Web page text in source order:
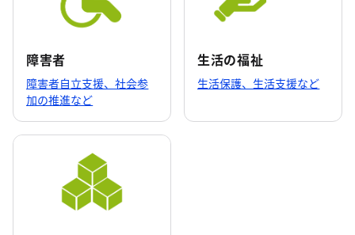
７月16日 東京都地方独立行政法人評価委員会
令和8年度第3回高齢者医療・研究分科会の開催
2026年7月15日
NEW 福祉局
７月15日 第178回老年学・老年医学公開講座
障害者
障害者自立支援、社会参
加の推進など
生活の福祉
生活保護、生活支援など